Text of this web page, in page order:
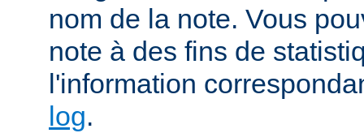
nom de la note. Vous
note à des fins de
l'information
log.